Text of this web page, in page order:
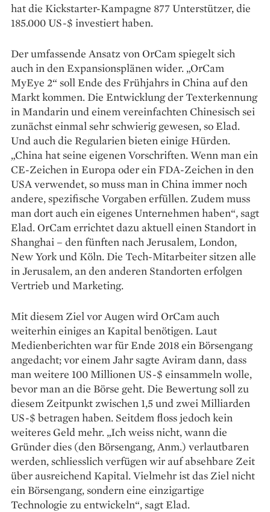
hat die Kickstarter-Kampagne 877 Unterstützer, die
185.000 US-$ investiert haben.
Der umfassende Ansatz von OrCam spiegelt sich
auch in den Expansionsplänen wider. „OrCam
MyEye 2“ soll Ende des Frühjahrs in China auf den
Markt kommen. Die Entwicklung der Texterkennung
in Mandarin und einem vereinfachten Chinesisch sei
zunächst einmal sehr schwierig gewesen, so Elad.
Und auch die Regularien bieten einige Hürden.
„China hat seine eigenen Vorschriften. Wenn man ein
CE-Zeichen in Europa oder ein FDA-Zeichen in den
USA verwendet, so muss man in China immer noch
andere, spezifische Vorgaben erfüllen. Zudem muss
man dort auch ein eigenes Unternehmen haben“, sagt
Elad. OrCam errichtet dazu aktuell einen Standort in
Shanghai – den fünften nach Jerusalem, London,
New York und Köln. Die Tech-Mitarbeiter sitzen alle
in Jerusalem, an den anderen Standorten erfolgen
Vertrieb und Marketing.
Mit diesem Ziel vor Augen wird OrCam auch
weiterhin einiges an Kapital benötigen. Laut
Medienberichten war für Ende 2018 ein Börsengang
angedacht; vor einem Jahr sagte Aviram dann, dass
man weitere 100 Millionen US-$ einsammeln wolle,
bevor man an die Börse geht. Die Bewertung soll zu
diesem Zeitpunkt zwischen 1,5 und zwei Milliarden
US-$ betragen haben. Seitdem floss jedoch kein
weiteres Geld mehr. „Ich weiss nicht, wann die
Gründer dies (den Börsengang, Anm.) verlautbaren
werden, schliesslich verfügen wir auf absehbare Zeit
über ausreichend Kapital. Vielmehr ist das Ziel nicht
ein Börsengang, sondern eine einzigartige
Technologie zu entwickeln“, sagt Elad.